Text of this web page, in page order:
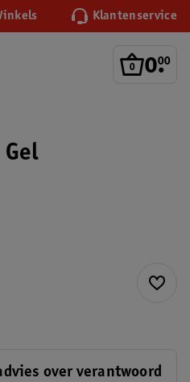
Klantenservice
0.
00
over verantwoord